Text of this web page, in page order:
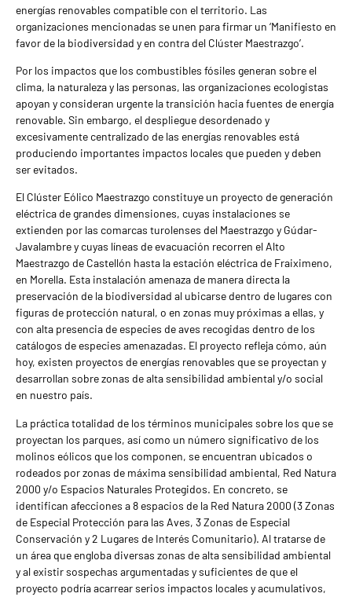
energías renovables compatible con el territorio. Las
organizaciones mencionadas se unen para firmar un ‘Manifiesto en
favor de la biodiversidad y en contra del Clúster Maestrazgo’.
Por los impactos que los combustibles fósiles generan sobre el
clima, la naturaleza y las personas, las organizaciones ecologistas
apoyan y consideran urgente la transición hacia fuentes de energía
renovable. Sin embargo, el despliegue desordenado y
excesivamente centralizado de las energías renovables está
produciendo importantes impactos locales que pueden y deben
ser evitados.
El Clúster Eólico Maestrazgo constituye un proyecto de generación
eléctrica de grandes dimensiones, cuyas instalaciones se
extienden por las comarcas turolenses del Maestrazgo y Gúdar-
Javalambre y cuyas líneas de evacuación recorren el Alto
Maestrazgo de Castellón hasta la estación eléctrica de Fraiximeno,
en Morella. Esta instalación amenaza de manera directa la
preservación de la biodiversidad al ubicarse dentro de lugares con
figuras de protección natural, o en zonas muy próximas a ellas, y
con alta presencia de especies de aves recogidas dentro de los
catálogos de especies amenazadas. El proyecto refleja cómo, aún
hoy, existen proyectos de energías renovables que se proyectan y
desarrollan sobre zonas de alta sensibilidad ambiental y/o social
en nuestro país.
La práctica totalidad de los términos municipales sobre los que se
proyectan los parques, así como un número significativo de los
molinos eólicos que los componen, se encuentran ubicados o
rodeados por zonas de máxima sensibilidad ambiental, Red Natura
2000 y/o Espacios Naturales Protegidos. En concreto, se
identifican afecciones a 8 espacios de la Red Natura 2000 (3 Zonas
de Especial Protección para las Aves, 3 Zonas de Especial
Conservación y 2 Lugares de Interés Comunitario). Al tratarse de
un área que engloba diversas zonas de alta sensibilidad ambiental
y al existir sospechas argumentadas y suficientes de que el
proyecto podría acarrear serios impactos locales y acumulativos,